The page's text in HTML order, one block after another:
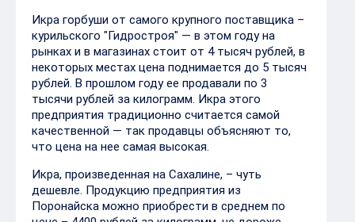
Икра горбуши от самого крупного поставщика –
курильского "Гидростроя" — в этом году на
рынках и в магазинах стоит от 4 тысяч рублей, в
некоторых местах цена поднимается до 5 тысяч
рублей. В прошлом году ее продавали по 3
тысячи рублей за килограмм. Икра этого
предприятия традиционно считается самой
качественной — так продавцы объясняют то,
что цена на нее самая высокая.
Икра, произведенная на Сахалине, – чуть
дешевле. Продукцию предприятия из
Поронайска можно приобрести в среднем по